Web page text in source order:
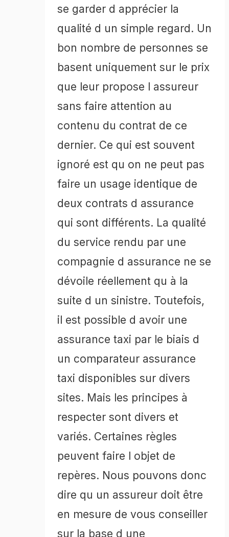
se garder d apprécier la
qualité d un simple regard. Un
bon nombre de personnes se
basent uniquement sur le prix
que leur propose l assureur
sans faire attention au
contenu du contrat de ce
dernier. Ce qui est souvent
ignoré est qu on ne peut pas
faire un usage identique de
deux contrats d assurance
qui sont différents. La qualité
du service rendu par une
compagnie d assurance ne se
dévoile réellement qu à la
suite d un sinistre. Toutefois,
il est possible d avoir une
assurance taxi par le biais d
un comparateur assurance
taxi disponibles sur divers
sites. Mais les principes à
respecter sont divers et
variés. Certaines règles
peuvent faire l objet de
repères. Nous pouvons donc
dire qu un assureur doit être
en mesure de vous conseiller
sur la base d une